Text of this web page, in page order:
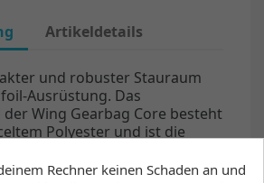
Artikeldetails
und robuster Stauraum
Ausrüstung. Das
Wing Gearbag Core besteht
Polyester und ist die
mitnehmen wollen. Die
Rechner keinen Schaden an und